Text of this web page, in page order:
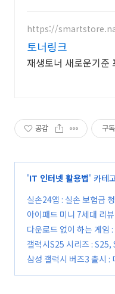
https://
토너링크
재생토너 새로운기준
공감 구
'IT 인터넷 활용법' 카테
실손24앱 : 실손 보험금
(0)
아이패드 미니 7세대 리뷰
다운로드 없이 하는 게임
는 게임들
(0)
갤럭시S25 시리즈 :
라 첫 이미지 공개
(0)
삼성 갤럭시 버즈3 출시 :